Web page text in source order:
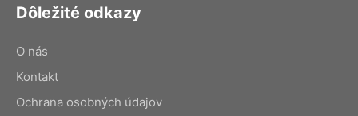
Dôležité odkazy
O nás
Kontakt
Ochrana osobných údajov